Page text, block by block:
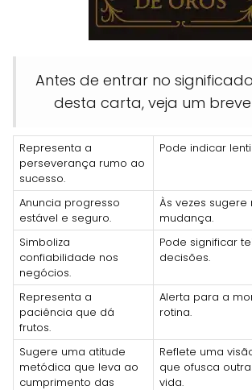
Antes de entrar no
desta carta, veja um
Representa a
perseverança rumo ao
sucesso.
Pode indicar
Anuncia progresso
estável e seguro.
Às vezes sugere
mudança.
Simboliza
confiabilidade nos
negócios.
Pode significar
decisões.
Representa a
paciência que dá
frutos.
Alerta para a
rotina.
Sugere uma atitude
metódica que leva ao
cumprimento das
Reflete uma
que ofusca
vida.